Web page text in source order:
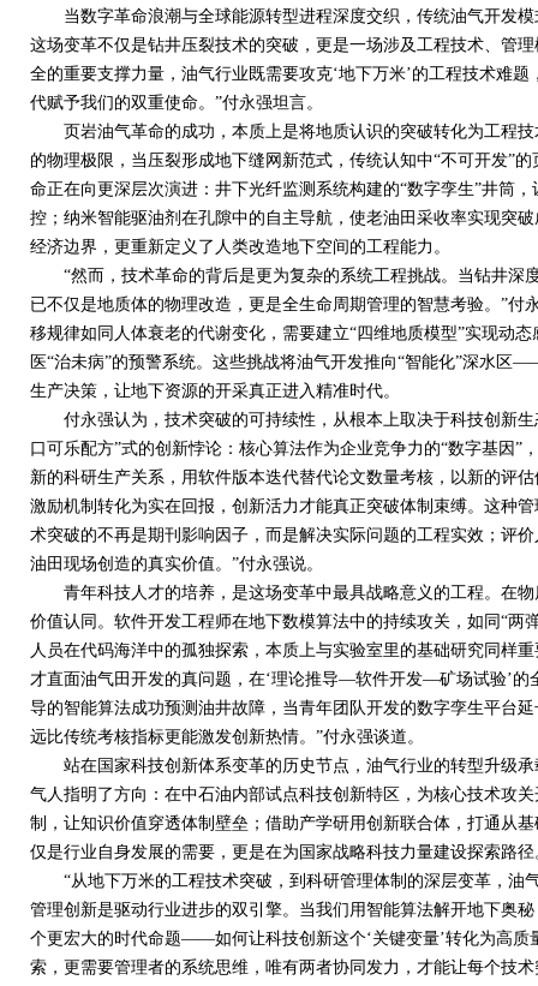
当数字革命浪潮与全球能源转型进程深度交织，传统油气开发模
这场变革不仅是钻井压裂技术的突破，更是一场涉及工程技术、管
全的重要支撑力量，油气行业既需要攻克‘地下万米’的工程技术难
代赋予我们的双重使命。”付永强坦言。
页岩油气革命的成功，本质上是将地质认识的突破转化为工程技
的物理极限，当压裂形成地下缝网新范式，传统认知中“不可开发”
命正在向更深层次演进：井下光纤监测系统构建的“数字孪生”井筒，
控；纳米智能驱油剂在孔隙中的自主导航，使老油田采收率实现突
经济边界，更重新定义了人类改造地下空间的工程能力。
“然而，技术革命的背后是更为复杂的系统工程挑战。当钻井深
已不仅是地质体的物理改造，更是全生命周期管理的智慧考验。”付
移规律如同人体衰老的代谢变化，需要建立“四维地质模型”实现动
医“治未病”的预警系统。这些挑战将油气开发推向“智能化”深水
生产决策，让地下资源的开采真正进入精准时代。
付永强认为，技术突破的可持续性，从根本上取决于科技创新生
口可乐配方”式的创新悖论：核心算法作为企业竞争力的“数字基因”
新的科研生产关系，用软件版本迭代替代论文数量考核，以新的评
激励机制转化为实在回报，创新活力才能真正突破体制束缚。这种
术突破的不再是期刊影响因子，而是解决实际问题的工程实效；评
油田现场创造的真实价值。”付永强说。
青年科技人才的培养，是这场变革中最具战略意义的工程。在物
价值认同。软件开发工程师在地下数模算法中的持续攻关，如同“两
人员在代码海洋中的孤独探索，本质上与实验室里的基础研究同样
才直面油气田开发的真问题，在‘理论推导—软件开发—矿场试验’的
导的智能算法成功预测油井故障，当青年团队开发的数字孪生平台
远比传统考核指标更能激发创新热情。”付永强谈道。
站在国家科技创新体系变革的历史节点，油气行业的转型升级承
气人指明了方向：在中石油内部试点科技创新特区，为核心技术攻
制，让知识价值穿透体制壁垒；借助产学研用创新联合体，打通从
仅是行业自身发展的需要，更是在为国家战略科技力量建设探索路径
“从地下万米的工程技术突破，到科研管理体制的深层变革，油
管理创新是驱动行业进步的双引擎。当我们用智能算法解开地下奥
个更宏大的时代命题——如何让科技创新这个‘关键变量’转化为高质
索，更需要管理者的系统思维，唯有两者协同发力，才能让每个技